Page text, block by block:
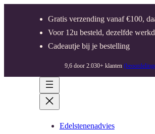
Gratis verzending vanaf €100,
Voor 12u besteld, dezelfde
Cadeautje bij je bestelling
9,6 door 2.030+ klanten
Edelstenenadvies